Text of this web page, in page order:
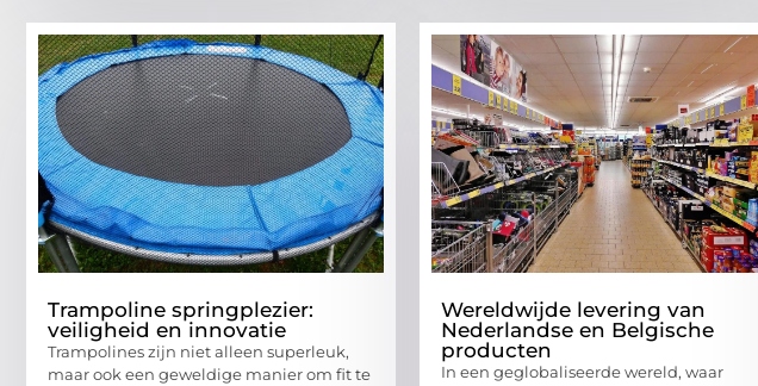
Trampoline springplezier:
veiligheid en innovatie
Trampolines zijn niet alleen superleuk,
maar ook een geweldige manier om fit te
Wereldwijde levering van
Nederlandse en Belgische
producten
In een geglobaliseerde wereld, waar